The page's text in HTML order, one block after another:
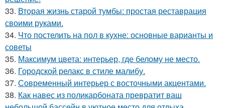
33. Вторая жизнь старой тумбы: простая реставрация
своими руками.
34. Что постелить на пол в кухне: основные варианты и
советы
35. Максимум цвета: интерьер, где белому не место.
36. Городской релакс в стиле малибу.
37. Современный интерьер с восточными акцентами.
38. Как навес из поликарбоната превратит ваш